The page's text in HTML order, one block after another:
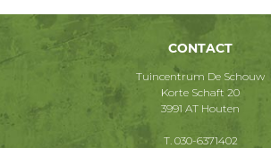
CONTACT
Tuincentrum De Schouw
Korte Schaft 20
3991 AT Houten
T. 030-6371402